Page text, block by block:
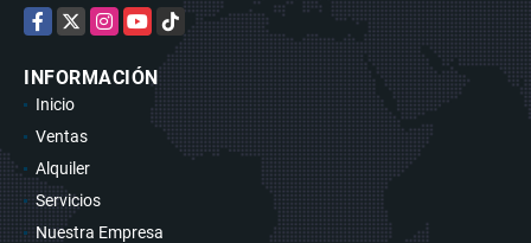
Facebook
X Instagram
YouTubeTikTok
INFORMACIÓN
Inicio
Ventas
Alquiler
Servicios
Nuestra Empresa